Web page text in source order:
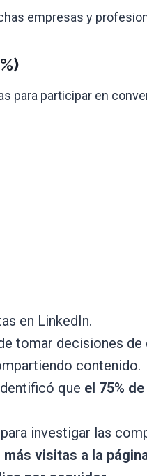
empresas y
para participar en
en LinkedIn.
tomar decisiones de
contenido.
que el 75%
para investigar las
más visitas a la